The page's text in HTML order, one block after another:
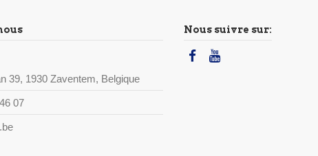
39, 1930 Zaventem, Belgique
07
Nous suivre sur: